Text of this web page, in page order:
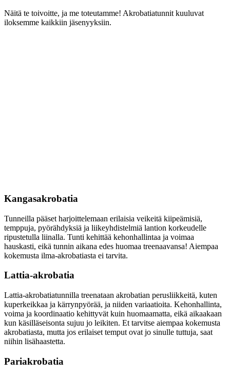
Näitä te toivoitte, ja me toteutamme! Akrobatiatunnit kuuluvat
iloksemme kaikkiin jäsenyyksiin.
Kangasakrobatia
Tunneilla pääset harjoittelemaan erilaisia veikeitä kiipeämisiä,
temppuja, pyörähdyksiä ja liikeyhdistelmiä lantion korkeudelle
ripustetulla liinalla. Tunti kehittää kehonhallintaa ja voimaa
hauskasti, eikä tunnin aikana edes huomaa treenaavansa! Aiempaa
kokemusta ilma-akrobatiasta ei tarvita.
Lattia-akrobatia
Lattia-akrobatiatunnilla treenataan akrobatian perusliikkeitä, kuten
kuperkeikkaa ja kärrynpyörää, ja niiden variaatioita. Kehonhallinta,
voima ja koordinaatio kehittyvät kuin huomaamatta, eikä aikaakaan
kun käsilläseisonta sujuu jo leikiten. Et tarvitse aiempaa kokemusta
akrobatiasta, mutta jos erilaiset temput ovat jo sinulle tuttuja, saat
niihin lisähaastetta.
Pariakrobatia